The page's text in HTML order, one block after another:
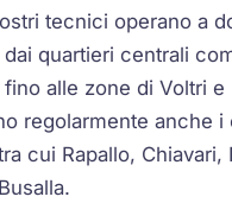
tecnici operano a
quartieri centrali
fino alle zone di Voltri
regolarmente anche i
cui Rapallo, Chiavari,